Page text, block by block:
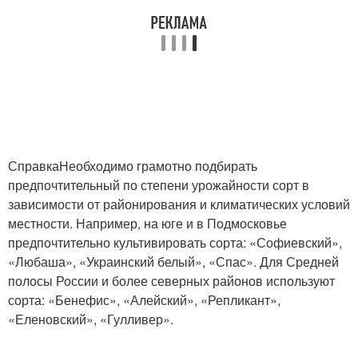
СправкаНеобходимо грамотно подбирать
предпочтительный по степени урожайности сорт в
зависимости от районирования и климатических условий
местности. Например, на юге и в Подмосковье
предпочтительно культивировать сорта: «Софиевский»,
«Любаша», «Украинский белый», «Спас». Для Средней
полосы России и более северных районов используют
сорта: «Бенефис», «Алейский», «Репликант»,
«Еленовский», «Гулливер».